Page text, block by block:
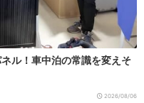
ル！車中泊の常識を変えそ
2026/08/06